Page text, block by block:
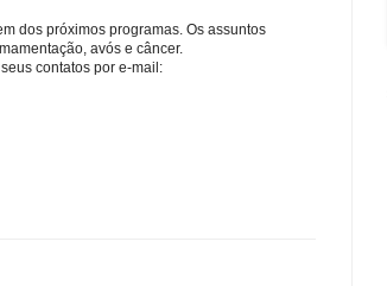
dos próximos programas. Os assuntos
avós e câncer.
contatos por e-mail: